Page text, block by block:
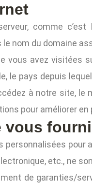
comme
nom du domaine
vous avez
le pays depuis
à notre site,
pour améliorer
vous
personnalisées
etc., ne
de garanties/